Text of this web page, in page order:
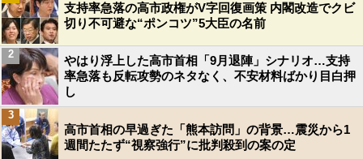
支持率急落の高市政権がV字回復画策 内閣改造でクビ
切り不可避な“ポンコツ”5大臣の名前
やはり浮上した高市首相「9月退陣」シナリオ…支持
率急落も反転攻勢のネタなく、不安材料ばかり目白押
し
2
高市首相の早過ぎた「熊本訪問」の背景…震災から1
週間たたず“視察強行”に批判殺到の案の定
3